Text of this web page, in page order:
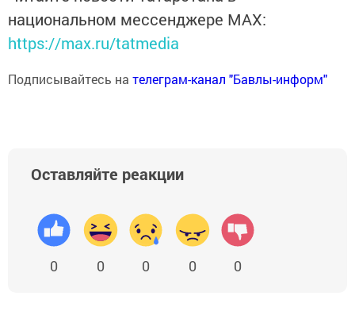
национальном мессенджере MАХ:
https://max.ru/tatmedia
Подписывайтесь на телеграм-канал "Бавлы-информ"
Оставляйте реакции
0 0 0 0 0